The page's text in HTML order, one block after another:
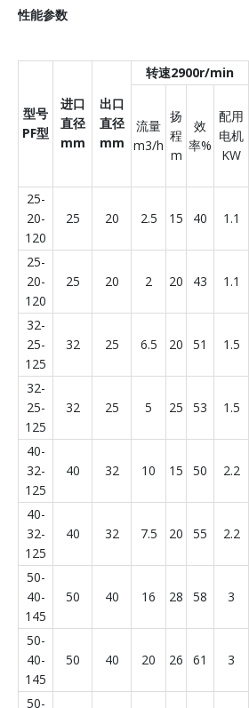
性能参数
型号
PF型
进口
直径
mm
出口
直径
mm
转速2900r/min
流量
m3/h
扬
程
m
效
率%
配用
电机
KW
25-
20-
120
25 20 2.5 15 40 1.1
25-
20-
120
25 20 2 20 43 1.1
32-
25-
125
32 25 6.5 20 51 1.5
32-
25-
125
32 25 5 25 53 1.5
40-
32-
125
40 32 10 15 50 2.2
40-
32-
125
40 32 7.5 20 55 2.2
50-
40-
145
50 40 16 28 58 3
50-
40-
145
50 40 20 26 61 3
50-